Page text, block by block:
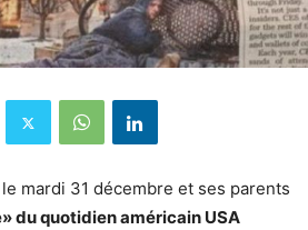
mardi 31 décembre et ses parents
du quotidien américain USA